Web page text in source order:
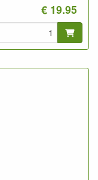
Niedrigstamm auf
€ 19.95